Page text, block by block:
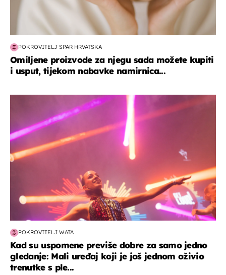
POKROVITELJ SPAR HRVATSKA
Omiljene proizvode za njegu sada možete kupiti
i usput, tijekom nabavke namirnica...
POKROVITELJ WATA
Kad su uspomene previše dobre za samo jedno
gledanje: Mali uređaj koji je još jednom oživio
trenutke s ple...